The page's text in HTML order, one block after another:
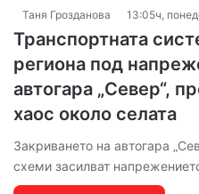
Таня Грозданова 13:05ч,
Транспортната
региона под
автогара „Север“,
хаос около селата
Закриването на автогара
схеми засилват